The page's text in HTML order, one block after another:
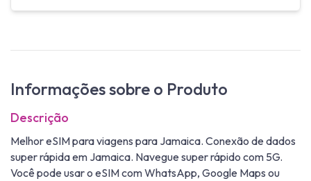
Informações sobre o Produto
Descrição
Melhor eSIM para viagens para Jamaica. Conexão de dados
super rápida em Jamaica. Navegue super rápido com 5G.
Você pode usar o eSIM com WhatsApp, Google Maps ou